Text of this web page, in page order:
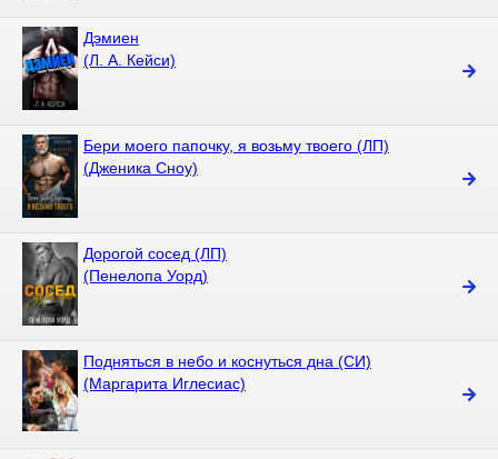
Дэмиен
(Л. А. Кейси)
Бери моего папочку, я возьму твоего (ЛП)
(Дженика Сноу)
Дорогой сосед (ЛП)
(Пенелопа Уорд)
Подняться в небо и коснуться дна (СИ)
(Маргарита Иглесиас)